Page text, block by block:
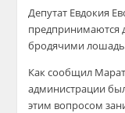
Депутат Евдокия
предпринимаются
бродячими
Как сообщил
администрации
этим вопросом